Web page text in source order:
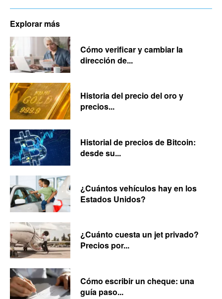
Explorar más
Cómo verificar y cambiar la
dirección de...
Historia del precio del oro y
precios...
Historial de precios de Bitcoin:
desde su...
¿Cuántos vehículos hay en los
Estados Unidos?
¿Cuánto cuesta un jet privado?
Precios por...
Cómo escribir un cheque: una
guía paso...